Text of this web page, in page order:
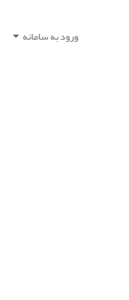
ورود به سامانه